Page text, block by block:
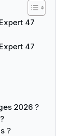
47
47
2026 ?
?